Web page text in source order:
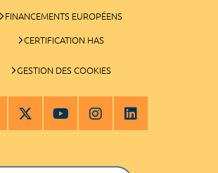
FINANCEMENTS EUROPÉENS
CERTIFICATION HAS
GESTION DES COOKIES